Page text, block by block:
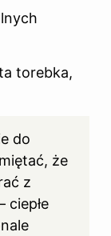
torebka,
do
że
z
ciepłe